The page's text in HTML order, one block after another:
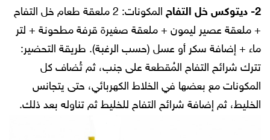
2- ديتوكس خل التفاح المكونات:
2 ملعقة طعام خل التفاح
+ ملعقة عصير ليمون + ملعقة صغيرة قرفة مطحونة + لتر
ماء + إضافة سكر أو عسل (حسب الرغبة). طريقة التحضير:
تترك شرائح التفاح المُقطعة على جنب، ثم تُضاف كل
المكونات مع بعضها في الخلاط الكهربائي، حتى يتجانس
الخليط، ثم إضافة شرائح التفاح للخليط ثم تناوله بعد ذلك.